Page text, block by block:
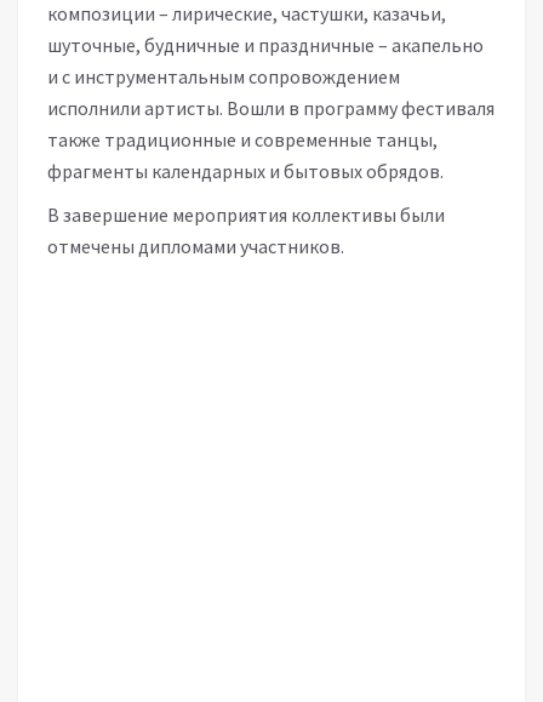
композиции – лирические, частушки, казачьи,
шуточные, будничные и праздничные – акапельно
и с инструментальным сопровождением
исполнили артисты. Вошли в программу фестиваля
также традиционные и современные танцы,
фрагменты календарных и бытовых обрядов.
В завершение мероприятия коллективы были
отмечены дипломами участников.